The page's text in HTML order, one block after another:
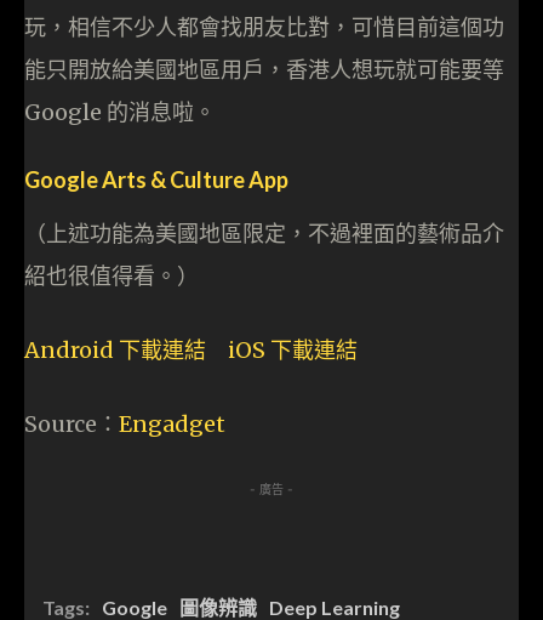
玩，相信不少人都會找朋友比對，可惜目前這個功
能只開放給美國地區用戶，香港人想玩就可能要等
Google 的消息啦。
Google Arts & Culture App
（上述功能為美國地區限定，不過裡面的藝術品介
紹也很值得看。）
Android 下載連結 iOS 下載連結
Source： Engadget
- 廣告 -
Tags: Google 圖像辨識 Deep Learning